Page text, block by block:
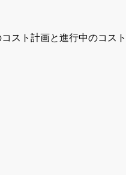
スト計画と進行中のコスト